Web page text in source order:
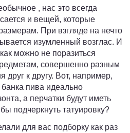
, нас это всегда
и вещей, которые
При взгляде на нечто
изумленный возглас. И
можно не поразиться
совершенно разным
к другу. Вот, например,
пива идеально
а перчатки будут иметь
подчеркнуть татуировку?
для вас подборку как раз